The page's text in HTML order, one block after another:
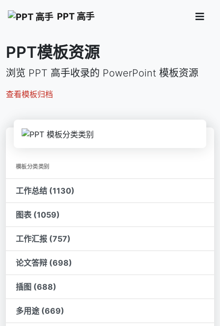
PPT 高手
PPT模板资源
浏览 PPT 高手收录的 PowerPoint 模板资源
查看模板归档
模板分类类别
工作总结 (1130)
图表 (1059)
工作汇报 (757)
论文答辩 (698)
插图 (688)
多用途 (669)